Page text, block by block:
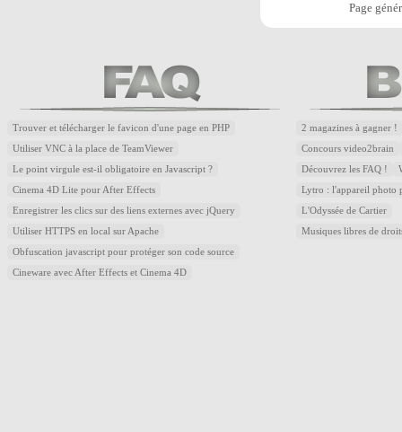
Page
Trouver et télécharger le favicon d'une page en PHP
Utiliser VNC à la place de TeamViewer
Le point virgule est-il obligatoire en Javascript ?
Cinema 4D Lite pour After Effects
Enregistrer les clics sur des liens externes avec jQuery
Utiliser HTTPS en local sur Apache
Obfuscation javascript pour protéger son code source
Cineware avec After Effects et Cinema 4D
2 magazines à gagner !
Concours video2brain
Découvrez les FAQ !
Lytro : l'appareil photo
L'Odyssée de Cartier
Musiques libres de